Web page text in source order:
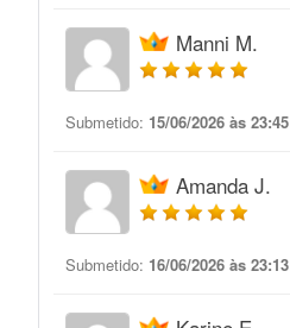
Manni M.
Submetido: 15/06/2026 às 23:45
Amanda J.
Submetido: 16/06/2026 às 23:13